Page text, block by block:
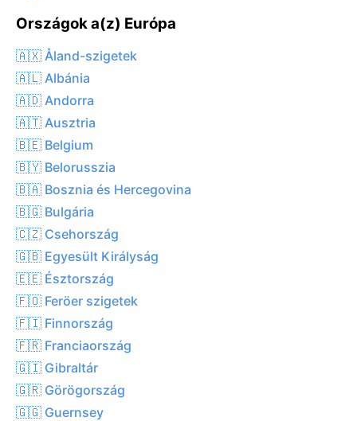
Országok a(z) Európa
🇦🇽 Åland-szigetek
🇦🇱 Albánia
🇦🇩 Andorra
🇦🇹 Ausztria
🇧🇪 Belgium
🇧🇾 Belorusszia
🇧🇦 Bosznia és Hercegovina
🇧🇬 Bulgária
🇨🇿 Csehország
🇬🇧 Egyesült Királyság
🇪🇪 Észtország
🇫🇴 Feröer szigetek
🇫🇮 Finnország
🇫🇷 Franciaország
🇬🇮 Gibraltár
🇬🇷 Görögország
🇬🇬 Guernsey